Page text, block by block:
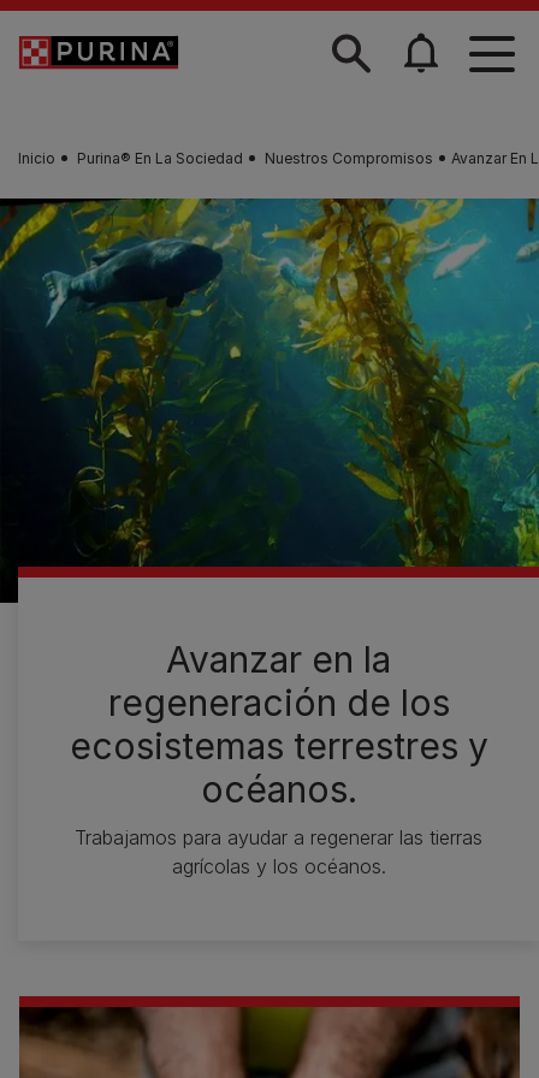
Skip to main content
Inicio Purina® En La Sociedad Nuestros Compromisos Avanzar En
Avanzar en la
regeneración de los
ecosistemas terrestres y
océanos.
Trabajamos para ayudar a regenerar las tierras
agrícolas y los océanos.